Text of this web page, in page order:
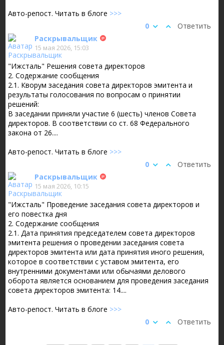
Авто-репост. Читать в блоге >>>
Ответить
0
Раскрывальщик
15 мая 2026, 15:03
"Ижсталь" Решения совета директоров
2. Содержание сообщения
2.1. Кворум заседания совета директоров эмитента и
результаты голосования по вопросам о принятии
решений:
В заседании приняли участие 6 (шесть) членов Совета
директоров. В соответствии со ст. 68 Федерального
закона от 26....
Авто-репост. Читать в блоге >>>
Ответить
0
Раскрывальщик
15 мая 2026, 10:15
"Ижсталь" Проведение заседания совета директоров и
его повестка дня
2. Содержание сообщения
2.1. Дата принятия председателем совета директоров
эмитента решения о проведении заседания совета
директоров эмитента или дата принятия иного решения,
которое в соответствии с уставом эмитента, его
внутренними документами или обычаями делового
оборота является основанием для проведения заседания
совета директоров эмитента: 14....
Авто-репост. Читать в блоге >>>
Ответить
0